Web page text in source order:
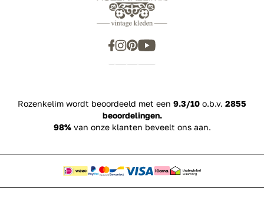
Rozenkelim wordt beoordeeld met een 9.3/10 o.b.v. 2855
beoordelingen.
98%van onze klanten beveelt ons aan.